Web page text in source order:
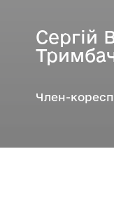
Сергій
Член-